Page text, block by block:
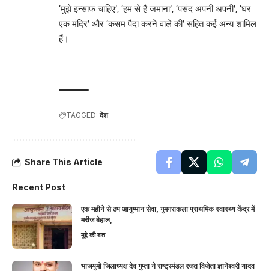
‘मुझे इन्साफ चाहिए’, ‘हम से है जमाना’, ‘पसंद अपनी अपनी’, ‘घर
एक मंदिर’ और ‘कसम पैदा करने वाले की’ सहित कई अन्य शामिल
हैं।
TAGGED: देश
Share This Article
Recent Post
एक महीने से ठप आयुष्मान सेवा, गुमगराकला प्राथमिक स्वास्थ्य केंद्र में
मरीज बेहाल,
मुद्दे की बात
भाजयुमो जिलाध्यक्ष देव गुप्ता ने राष्ट्रमंडल रजत विजेता ज्ञानेश्वरी यादव